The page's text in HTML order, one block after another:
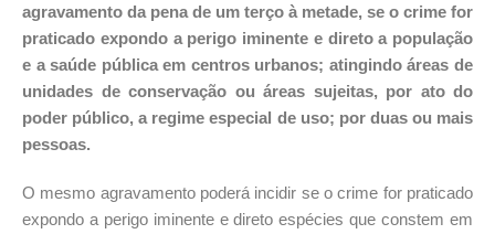
agravamento da pena de um terço à metade, se o crime for
praticado expondo a perigo iminente e direto a população
e a saúde pública em centros urbanos; atingindo áreas de
unidades de conservação ou áreas sujeitas, por ato do
poder público, a regime especial de uso; por duas ou mais
pessoas.
O mesmo agravamento poderá incidir se o crime for praticado
expondo a perigo iminente e direto espécies que constem em